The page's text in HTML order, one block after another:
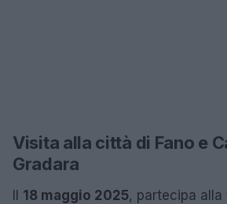
Visita alla città di Fano e
Gradara
Il 18 maggio 2025, partecipa alla